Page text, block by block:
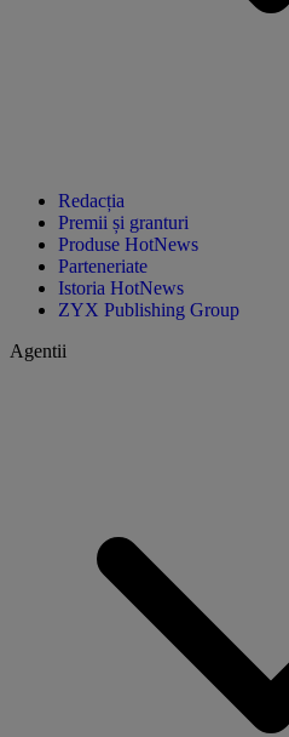
Redacția
Premii și granturi
Produse HotNews
Parteneriate
Istoria HotNews
ZYX Publishing Group
Agentii